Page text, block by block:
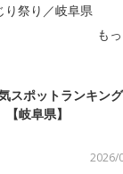
り祭り／岐阜県
も
スポットランキング
【岐阜県】
2026/